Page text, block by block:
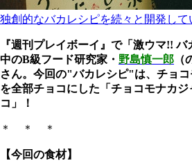
独創的なバカレシピを続々と開発して
『週刊プレイボーイ』で「激ウマ!!
中のB級フード研究家・ 野島慎一郎 （
さん。今回の"バカレシピ"は、チョ
を全部チョコにした「チョコモナカ
コ」！
＊ ＊ ＊
【今回の食材】